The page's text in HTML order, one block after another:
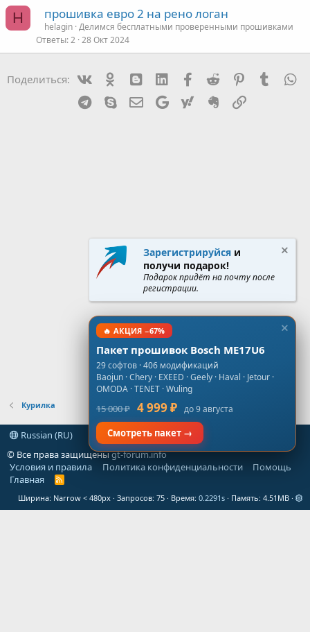
H прошивка евро 2 на рено логан
helagin Делимся бесплатными проверенными прошивками
Ответы 2 28 Окт 2024
Поделиться: Ok mes_blogger
Linked InFacebook
Reddit PinterestTumblr
Telegram
Skype Эл. почта
Google Yahoo Evernote
Курилка
Russian (RU)
© Все права защищеныgt-forum.info
Условия и правила
Политика конфиденциальности
Помощь
Главная
R
S
Ширина Запросов 75 Время 0.2291s Память 4.51MB
Зарегистрируйся и
получи подарок!
Подарок придёт на почту после
регистрации.
🔥 АКЦИЯ −67%
Пакет прошивок Bosch ME17U6
29 софтов · 406 модификаций
Baojun · Chery · EXEED · Geely · Haval · Jetour ·
OMODA · TENET · Wuling
15 000 ₽ 4 999 ₽ до 9 августа
Смотреть пакет →